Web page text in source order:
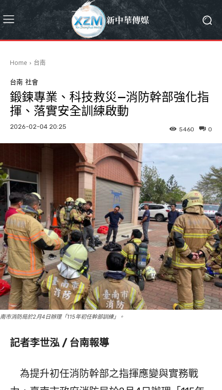
Home 台南
台南 社會
鍛鍊專業、科技救災—消防幹部強化指
揮、落實安全訓練啟動
2026-02-04 20:25 0
5460
南市消防局於2月4日辦理「115年初任幹部訓練」。
記者李世泓 / 台南報導
為提升初任消防幹部之指揮應變與實務戰